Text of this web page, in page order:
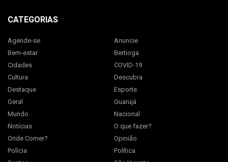
CATEGORIAS
Agende-se
Anuncie
Bem-estar
Bertioga
Cidades
COVID-19
Cultura
Descubra
Destaque
Esporte
Geral
Guarujá
Mundo
Nacional
Notícias
O que fazer?
Onde Comer?
Opinião
Polícia
Política